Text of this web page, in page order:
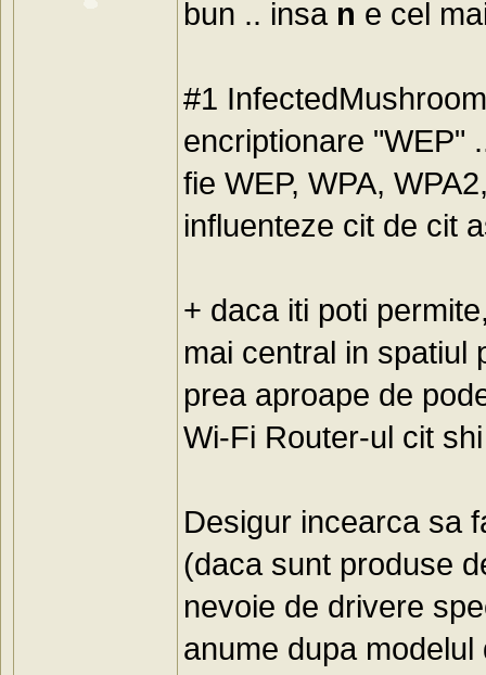
bun .. insa n e cel
#1
encriptionare "WEP"
fie WEP, WPA,
influenteze cit de cit
+ daca iti poti
mai central in spatiul
prea aproape de
Wi-Fi Router-ul cit
Desigur incearca sa
(daca sunt produse
nevoie de drivere
anume dupa